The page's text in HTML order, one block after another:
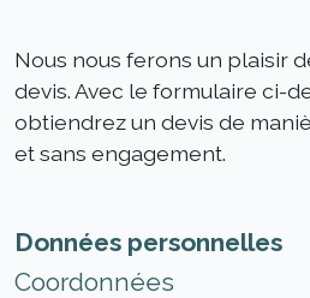
Nous nous ferons un plaisir
devis. Avec le formulaire ci-
obtiendrez un devis de
et sans engagement.
Données personnelles
Coordonnées